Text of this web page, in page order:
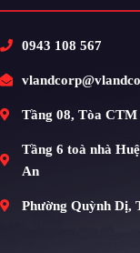
0943 108 567
Tầng 08, Tòa
Tầng 6 toà nhà
An
Phường Quỳnh Dị,